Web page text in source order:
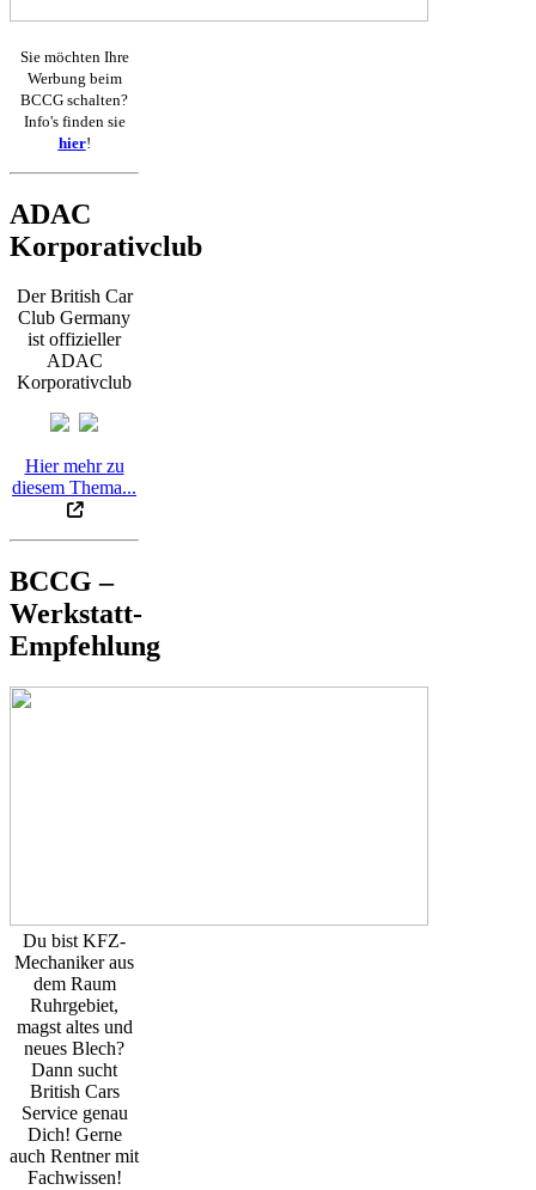
Sie möchten Ihre
Werbung beim
BCCG schalten?
Info's finden sie
hier!
ADAC
Korporativclub
Der British Car
Club Germany
ist offizieller
ADAC
Korporativclub
Hier mehr zu
diesem Thema...
BCCG –
Werkstatt-
Empfehlung
Du bist KFZ-
Mechaniker aus
dem Raum
Ruhrgebiet,
magst altes und
neues Blech?
Dann sucht
British Cars
Service genau
Dich! Gerne
auch Rentner mit
Fachwissen!